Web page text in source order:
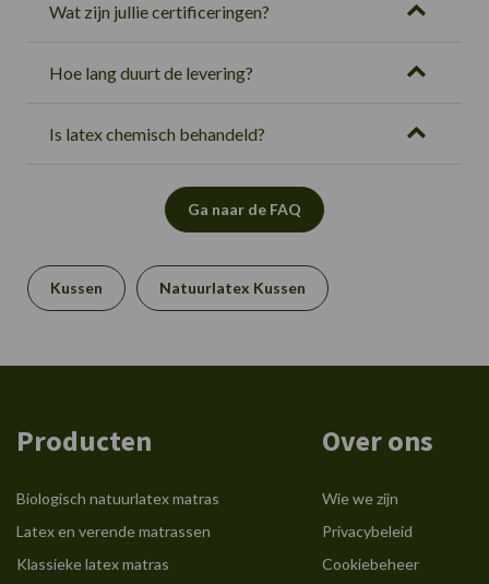
Wat zijn jullie certificeringen?
Hoe lang duurt de levering?
Is latex chemisch behandeld?
Ga naar de FAQ
Kussen Natuurlatex Kussen
Producten
Biologisch natuurlatex matras
Latex en verende matrassen
Klassieke latex matras
Over ons
Wie we zijn
Privacybeleid
Cookiebeheer